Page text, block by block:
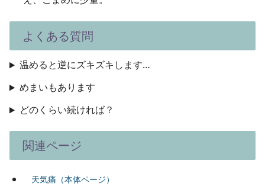
よくある質問
温めると逆にズキズキします…
めまいもあります
どのくらい続ければ？
関連ページ
天気痛（本体ページ）